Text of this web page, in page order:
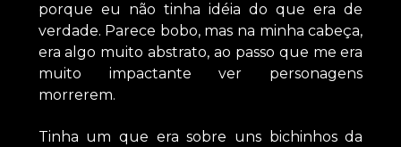
porque eu não tinha idéia do que era de
verdade. Parece bobo, mas na minha cabeça,
era algo muito abstrato, ao passo que me era
muito impactante ver personagens
morrerem.
Tinha um que era sobre uns bichinhos da